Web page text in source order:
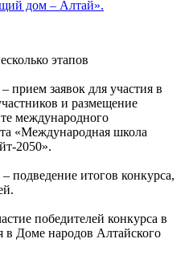
дом – Алтай».
этапов
– прием заявок для участия в
и размещение
международного
«Международная школа
2050».
– подведение итогов конкурса,
победителей конкурса в
в Доме народов Алтайского